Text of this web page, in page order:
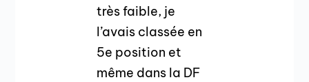
très faible, je
l’avais classée en
5e position et
même dans la DF